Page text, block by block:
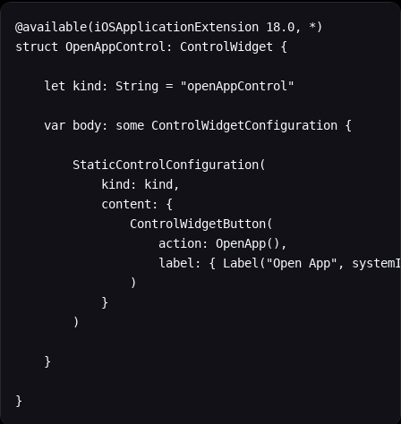
@available(iOSApplicationExtension 18.0, *)
struct OpenAppControl: ControlWidget {
    let kind: String = "openAppControl"
    var body: some ControlWidgetConfiguration {
        StaticControlConfiguration(
            kind: kind,
            content: {
                ControlWidgetButton(
                    action: OpenApp(),
label: { Label("Open App",
                )
            }
        )
    }
}